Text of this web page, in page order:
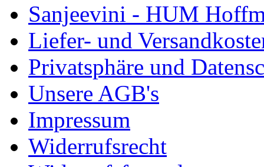
Sanjeevini - HUM
Liefer- und
Privatsphäre und
Unsere AGB's
Impressum
Widerrufsrecht